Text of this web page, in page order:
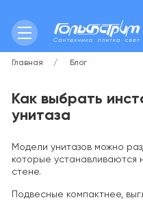
Главная Блог
Как выбрать
унитаза
Модели унитазов можно
которые
стене.
Подвесные компактнее,